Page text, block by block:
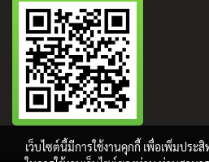
เว็บไซต์นี้มีการใช้งานคุกกี้ เพื่อเพิ่มปร